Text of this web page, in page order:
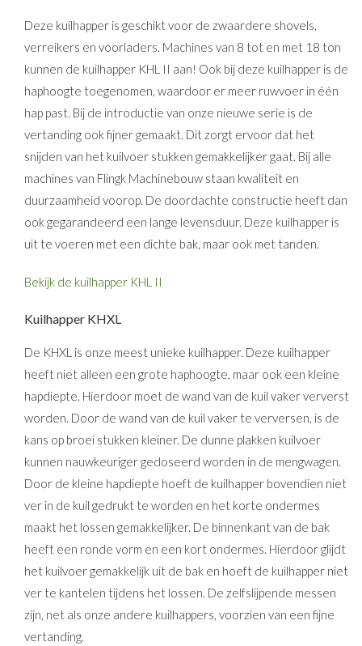
Deze kuilhapper is geschikt voor de zwaardere shovels,
verreikers en voorladers. Machines van 8 tot en met 18 ton
kunnen de kuilhapper KHL II aan! Ook bij deze kuilhapper is de
haphoogte toegenomen, waardoor er meer ruwvoer in één
hap past. Bij de introductie van onze nieuwe serie is de
vertanding ook fijner gemaakt. Dit zorgt ervoor dat het
snijden van het kuilvoer stukken gemakkelijker gaat. Bij alle
machines van Flingk Machinebouw staan kwaliteit en
duurzaamheid voorop. De doordachte constructie heeft dan
ook gegarandeerd een lange levensduur. Deze kuilhapper is
uit te voeren met een dichte bak, maar ook met tanden.
Bekijk de kuilhapper KHL II
Kuilhapper KHXL
De KHXL is onze meest unieke kuilhapper. Deze kuilhapper
heeft niet alleen een grote haphoogte, maar ook een kleine
hapdiepte. Hierdoor moet de wand van de kuil vaker ververst
worden. Door de wand van de kuil vaker te verversen, is de
kans op broei stukken kleiner. De dunne plakken kuilvoer
kunnen nauwkeuriger gedoseerd worden in de mengwagen.
Door de kleine hapdiepte hoeft de kuilhapper bovendien niet
ver in de kuil gedrukt te worden en het korte ondermes
maakt het lossen gemakkelijker. De binnenkant van de bak
heeft een ronde vorm en een kort ondermes. Hierdoor glijdt
het kuilvoer gemakkelijk uit de bak en hoeft de kuilhapper niet
ver te kantelen tijdens het lossen. De zelfslijpende messen
zijn, net als onze andere kuilhappers, voorzien van een fijne
vertanding.